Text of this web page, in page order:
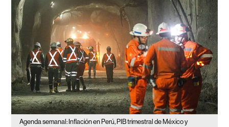
Agenda semanal: Inflación en Perú, PIB trimestral de México y